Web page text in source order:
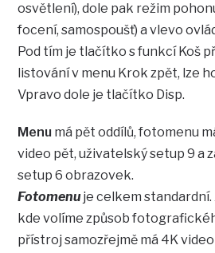
osvětlení), dole pak režim
focení, samospoušť) a vlevo
Pod tím je tlačítko s funkcí Koš
listování v menu Krok zpět, lze
Vpravo dole je tlačítko Disp.
Menu má pět oddílů, fotomenu
video pět, uživatelský setup 9 a
setup 6 obrazovek.
Fotomenu je celkem standardní.
kde volíme způsob
přístroj samozřejmě má 4K video